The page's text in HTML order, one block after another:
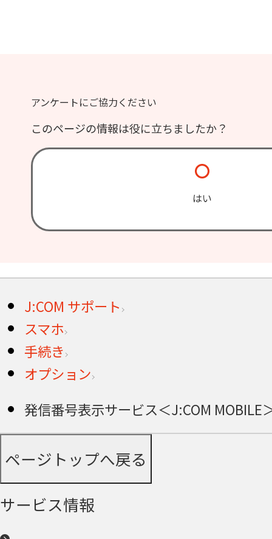
アンケートにご協力ください
このページの情報は役に立ちましたか？
はい
J:COM サポート
スマホ
手続き
オプション
発信番号表示サービス＜J:COM MOBILE
ページトップへ戻る
サービス情報